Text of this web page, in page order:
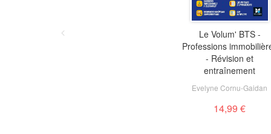
Le Volum' BTS -
Professions
- Révision et
entraînement
Evelyne Cornu-Gaidan
14,99 €
Le Volum' BTS -
sanitaire et
institutions et
6e édition - Révision
Vincent Chevreux,
Dominique Rauscher